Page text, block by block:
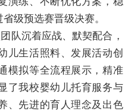
级预选赛晋级决赛。
队沉着应战、默契配合，
儿生活照料、发展活动创
模拟等全流程展示，精准
了我校婴幼儿托育服务与
、先进的育人理念及出色